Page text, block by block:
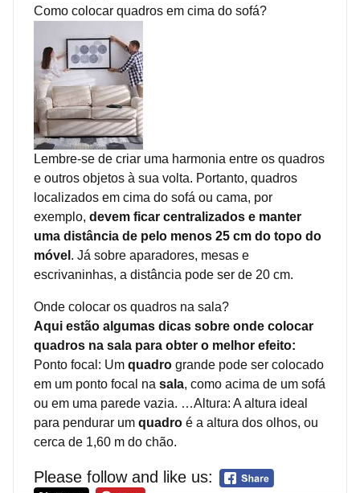
Como colocar quadros em cima do sofá?
Lembre-se de criar uma harmonia entre os quadros
e outros objetos à sua volta. Portanto, quadros
localizados em cima do sofá ou cama, por
exemplo, devem ficar centralizados e manter
uma distância de pelo menos 25 cm do topo do
móvel . Já sobre aparadores, mesas e
escrivaninhas, a distância pode ser de 20 cm.
Onde colocar os quadros na sala?
Aqui estão algumas dicas sobre onde colocar
quadros na sala para obter o melhor efeito:
Ponto focal: Um quadro grande pode ser colocado
em um ponto focal na sala, como acima de um sofá
ou em uma parede vazia. …Altura: A altura ideal
para pendurar um quadro é a altura dos olhos, ou
cerca de 1,60 m do chão.
Please follow and like us: